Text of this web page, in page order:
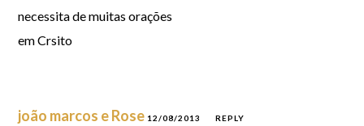
necessita de muitas orações
em Crsito
joão marcos e Rose 12/08/2013 REPLY